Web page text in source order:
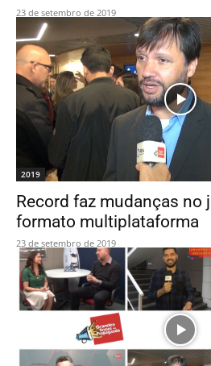
23 de setembro de 2019
2019
Record faz mudanças no
formato multiplataforma
23 de setembro de 2019